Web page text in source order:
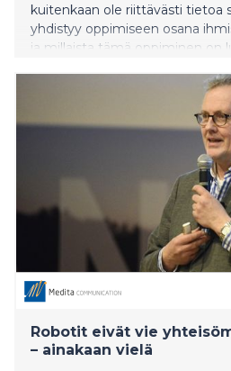
kuitenkaan ole riittävästi tietoa
yhdistyy oppimiseen osana
ja millaista tämä oppiminen on
yhteydessä ja kotona
Ruokakasvatuksen tutkimus
millaisin perustein ihminen
miten monipuolisia valintoja
Robotit eivät vie
– ainakaan vielä